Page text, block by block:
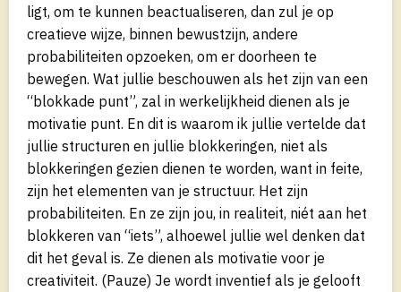
ligt, om te kunnen beactualiseren, dan zul je op
creatieve wijze, binnen bewustzijn, andere
probabiliteiten opzoeken, om er doorheen te
bewegen. Wat jullie beschouwen als het zijn van een
“blokkade punt”, zal in werkelijkheid dienen als je
motivatie punt. En dit is waarom ik jullie vertelde dat
jullie structuren en jullie blokkeringen, niet als
blokkeringen gezien dienen te worden, want in feite,
zijn het elementen van je structuur. Het zijn
probabiliteiten. En ze zijn jou, in realiteit, niét aan het
blokkeren van “iets”, alhoewel jullie wel denken dat
dit het geval is. Ze dienen als motivatie voor je
creativiteit. (Pauze) Je wordt inventief als je gelooft